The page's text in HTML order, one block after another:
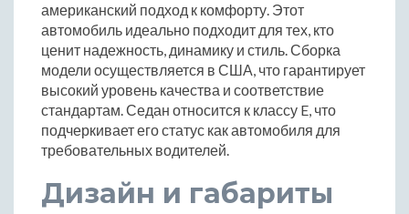
американский подход к комфорту. Этот
автомобиль идеально подходит для тех, кто
ценит надежность, динамику и стиль. Сборка
модели осуществляется в США, что гарантирует
высокий уровень качества и соответствие
стандартам. Седан относится к классу E, что
подчеркивает его статус как автомобиля для
требовательных водителей.
Дизайн и габариты